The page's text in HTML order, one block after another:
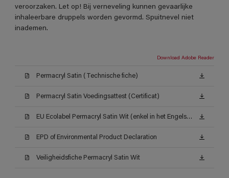
veroorzaken. Let op! Bij verneveling kunnen gevaarlijke
inhaleerbare druppels worden gevormd. Spuitnevel niet
inademen.
Download Adobe Reader
Permacryl Satin (Technische fiche)
Permacryl Satin Voedingsattest (Certificat)
EU Ecolabel Permacryl Satin Wit (enkel in het Engels beschikbaar)
EPD of Environmental Product Declaration
Veiligheidsfiche Permacryl Satin Wit